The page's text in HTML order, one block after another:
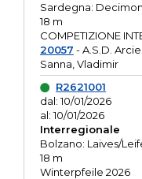
Sardegna:
18 m
COMPETIZIONE
20057 - A.S.D.
Sanna, Vladimir
R2621001
dal: 10/01/2026
al: 10/01/2026
Interregionale
Bolzano: Laives/
18 m
Winterpfeile 2026